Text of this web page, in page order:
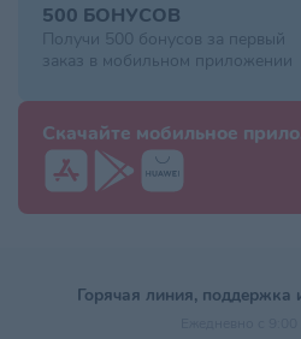
500 БОНУСОВ
Получи 500 бонусов за первый
заказ в мобильном приложении
Скачайте мобильное
Горячая линия, поддержка